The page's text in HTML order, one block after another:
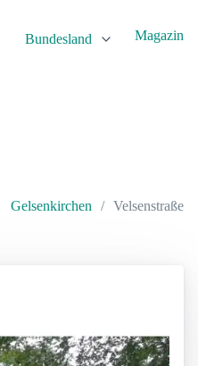
Bundesland Magazin
Gelsenkirchen Velsenstraße